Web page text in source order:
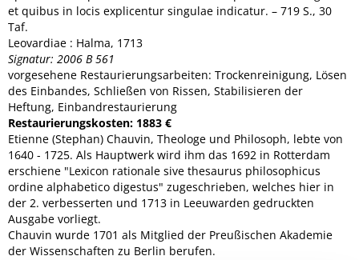
et quibus in locis explicentur singulae indicatur. – 719 S., 30
Taf.
Leovardiae : Halma, 1713
Signatur: 2006 B 561
vorgesehene Restaurierungsarbeiten: Trockenreinigung, Lösen
des Einbandes, Schließen von Rissen, Stabilisieren der
Heftung, Einbandrestaurierung
Restaurierungskosten: 1883 €
Etienne (Stephan) Chauvin, Theologe und Philosoph, lebte von
1640 - 1725. Als Hauptwerk wird ihm das 1692 in Rotterdam
erschiene "Lexicon rationale sive thesaurus philosophicus
ordine alphabetico digestus" zugeschrieben, welches hier in
der 2. verbesserten und 1713 in Leeuwarden gedruckten
Ausgabe vorliegt.
Chauvin wurde 1701 als Mitglied der Preußischen Akademie
der Wissenschaften zu Berlin berufen.